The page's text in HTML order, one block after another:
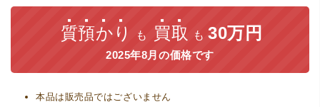
質預かり も 買取 も 30万円
2025年8月の価格です
本品は販売品ではございません